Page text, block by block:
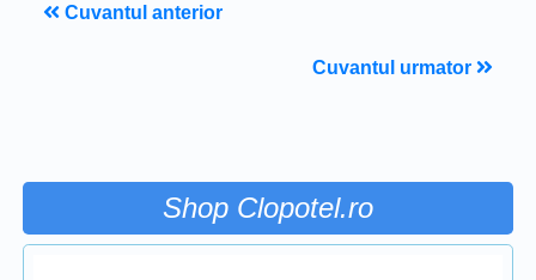
Cuvantul anterior
Cuvantul urmator
Shop Clopotel.ro